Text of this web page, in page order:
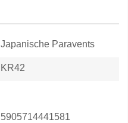
Japanische Paravents
KR42
5905714441581